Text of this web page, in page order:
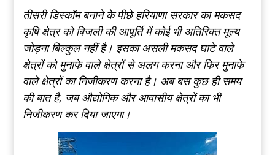
तीसरी डिस्कॉम बनाने के पीछे हरियाणा सरकार का मकसद
कृषि क्षेत्र को बिजली की आपूर्ति में कोई भी अतिरिक्त मूल्य
जोड़ना बिल्कुल नहीं है। इसका असली मकसद घाटे वाले
क्षेत्रों को मुनाफे वाले क्षेत्रों से अलग करना और फिर मुनाफे
वाले क्षेत्रों का निजीकरण करना है। अब बस कुछ ही समय
की बात है, जब औद्योगिक और आवासीय क्षेत्रों का भी
निजीकरण कर दिया जाएगा।